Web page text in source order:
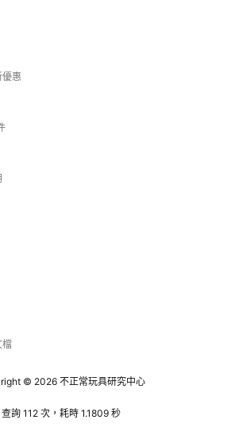
惠
檔
© 2026 不正常玩具研究中心
查詢 112 次，耗時 1.1809 秒